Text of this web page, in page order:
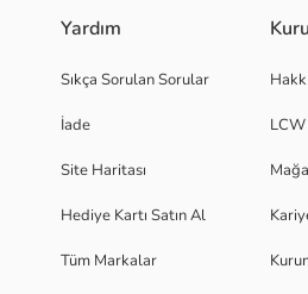
Yardım
Sıkça Sorulan Sorular
İade
Site Haritası
Hediye Kartı Satın Al
Tüm Markalar